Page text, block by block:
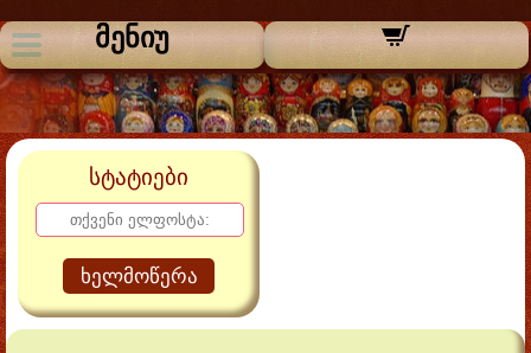
მენიუ
სტატიები
ხელმოწერა